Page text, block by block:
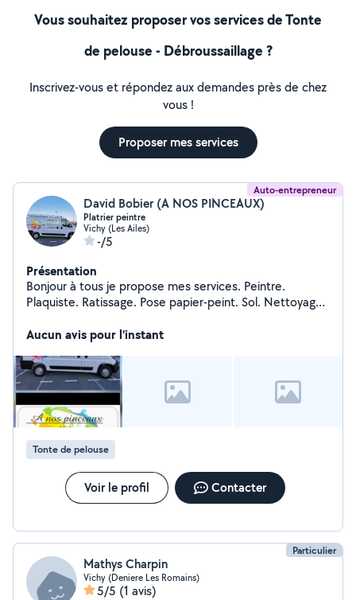
Vous souhaitez proposer vos services de Tonte
de pelouse - Débroussaillage ?
Inscrivez-vous et répondez aux demandes près de chez
vous !
Proposer mes services
Auto-entrepreneur
David Bobier (A NOS PINCEAUX)
Platrier peintre
Vichy (Les Ailes)
-/5
Présentation
Bonjour à tous je propose mes services. Peintre.
Plaquiste. Ratissage. Pose papier-peint. Sol. Nettoyage
Aucun avis pour l'instant
Tonte de pelouse
Voir le profil Contacter
Particulier
Mathys Charpin
Vichy (Deniere Les Romains)
5/5 (1 avis)